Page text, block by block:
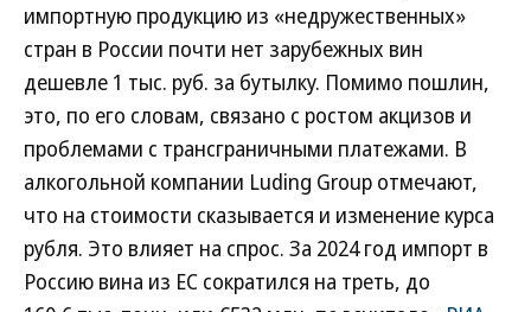
импортную продукцию из «недружественных»
стран в России почти нет зарубежных вин
дешевле 1 тыс. руб. за бутылку. Помимо пошлин,
это, по его словам, связано с ростом акцизов и
проблемами с трансграничными платежами. В
алкогольной компании Luding Group отмечают,
что на стоимости сказывается и изменение курса
рубля. Это влияет на спрос. За 2024 год импорт в
Россию вина из ЕС сократился на треть, до